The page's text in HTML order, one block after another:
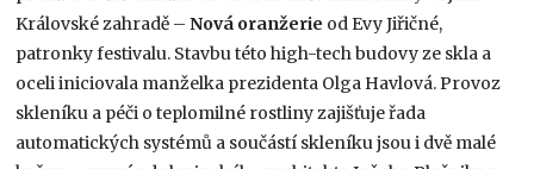
Královské zahradě –Nová oranžerie od Evy Jiřičné,
patronky festivalu. Stavbu této high-tech budovy ze skla a
oceli iniciovala manželka prezidenta Olga Havlová. Provoz
skleníku a péči o teplomilné rostliny zajišťuje řada
automatických systémů a součástí skleníku jsou i dvě malé